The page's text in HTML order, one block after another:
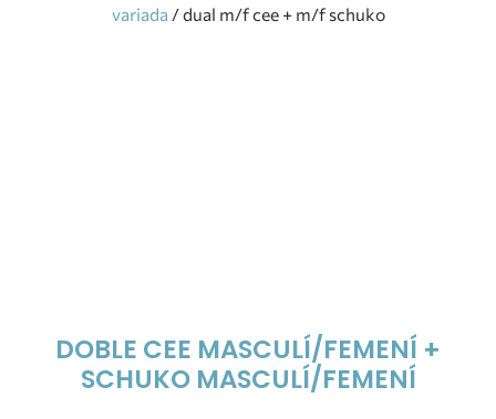
variada / dual m/f cee + m/f schuko
DOBLE CEE MASCULÍ/FEMENÍ +
SCHUKO MASCULÍ/FEMENÍ